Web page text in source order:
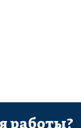
работы?